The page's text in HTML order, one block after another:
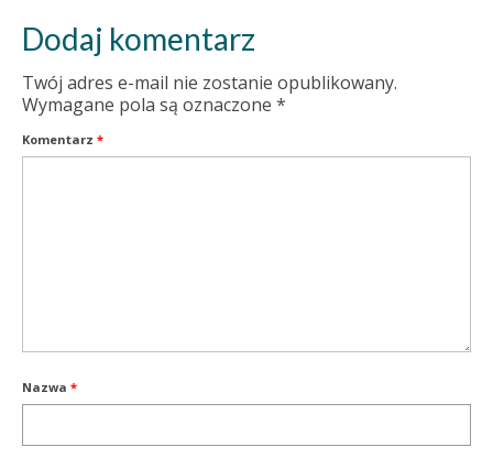
Dodaj komentarz
Twój adres e-mail nie zostanie opublikowany.
Wymagane pola są oznaczone *
Komentarz *
Nazwa *